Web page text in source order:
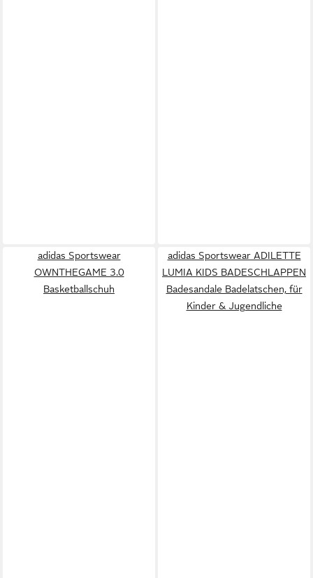
adidas Sportswear
OWNTHEGAME 3.0
Basketballschuh
adidas Sportswear ADILETTE
LUMIA KIDS BADESCHLAPPEN
Badesandale Badelatschen, für
Kinder & Jugendliche